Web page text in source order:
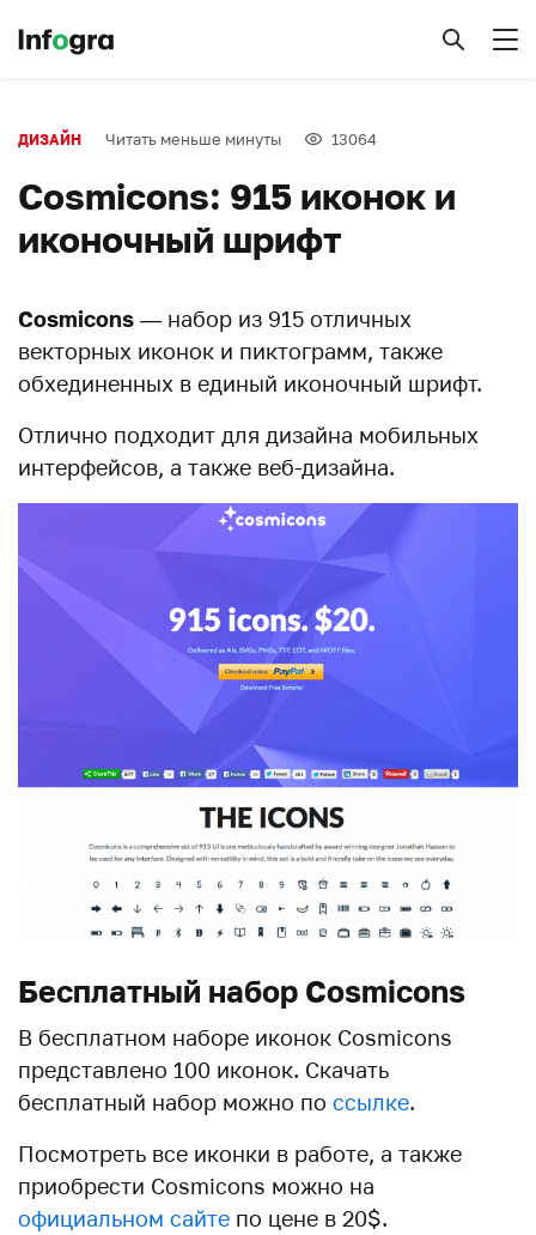
ДИЗАЙН Читать меньше минуты 13064
Cosmicons: 915 иконок и
иконочный шрифт
Cosmicons — набор из 915 отличных
векторных иконок и пиктограмм, также
обхединенных в единый иконочный шрифт.
Отлично подходит для дизайна мобильных
интерфейсов, а также веб-дизайна.
Бесплатный набор Cosmicons
В бесплатном наборе иконок Cosmicons
представлено 100 иконок. Скачать
бесплатный набор можно по ссылке.
Посмотреть все иконки в работе, а также
приобрести Cosmicons можно на
официальном сайте по цене в 20$.